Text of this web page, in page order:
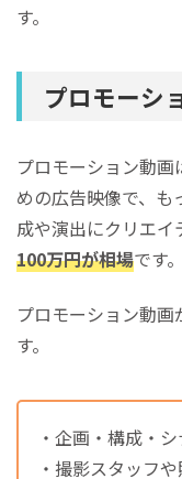
す。
プロモーシ
プロモーション動
めの広告映像で、も
成や演出にクリエイ
100万円が相場です。
プロモーション動
す。
・企画・構成・
・撮影スタッフ